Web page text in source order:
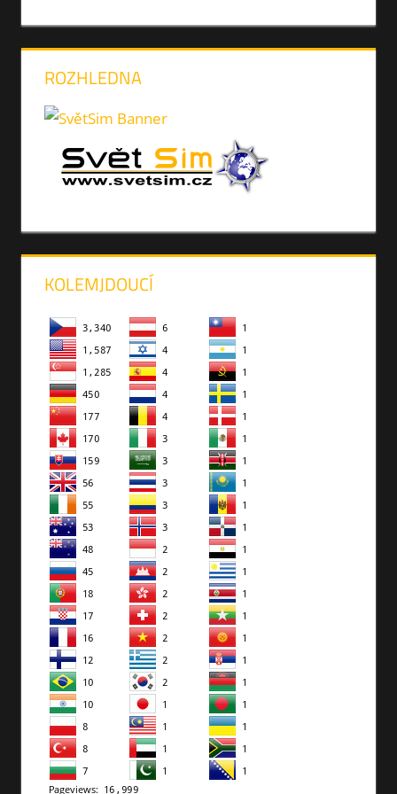
ROZHLEDNA
KOLEMJDOUCÍ